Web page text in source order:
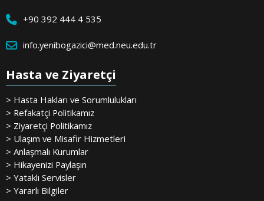
+90 392 444 4 535
info.yenibogazici@med.neu.edu.tr
Hasta ve Ziyaretçi
> Hasta Hakları ve Sorumlulukları
> Refakatçi Politikamız
> Ziyaretçi Politikamız
> Ulaşım ve Misafir Hizmetleri
> Anlaşmalı Kurumlar
> Hikayenizi Paylaşın
> Yataklı Servisler
> Yararlı Bilgiler